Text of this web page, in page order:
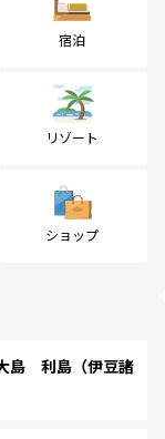
宿泊
リゾート
ショップ
島 利島（伊豆諸